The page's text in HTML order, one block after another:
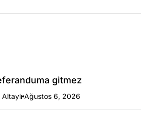
Türkiye’den niye umutlu
gitmez
Ağustos 6, 2026